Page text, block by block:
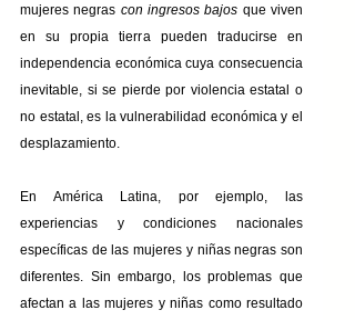
mujeres negras con ingresos bajos que viven
en su propia tierra pueden traducirse en
independencia económica cuya consecuencia
inevitable, si se pierde por violencia estatal o
no estatal, es la vulnerabilidad económica y el
desplazamiento.
En América Latina, por ejemplo, las
experiencias y condiciones nacionales
específicas de las mujeres y niñas negras son
diferentes. Sin embargo, los problemas que
afectan a las mujeres y niñas como resultado